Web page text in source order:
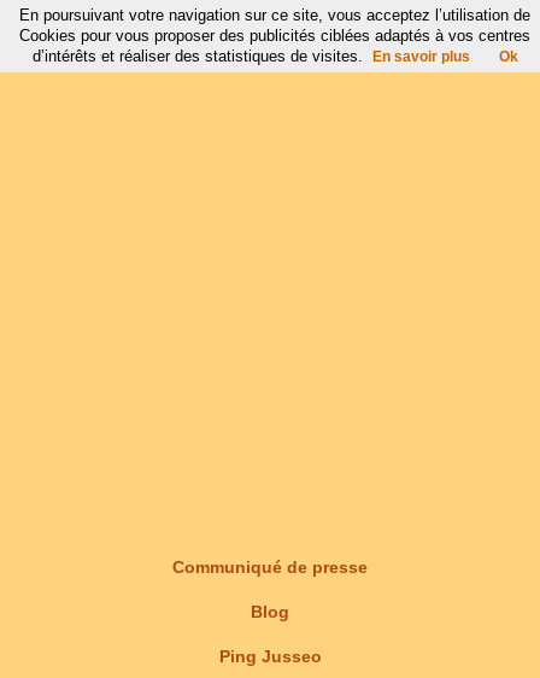
Communiqué de presse
Blog
Ping Jusseo
En poursuivant votre navigation sur ce site, vous acceptez l’utilisation de
Cookies pour vous proposer des publicités ciblées adaptés à vos centres
d’intérêts et réaliser des statistiques de visites.
En savoir plus Ok